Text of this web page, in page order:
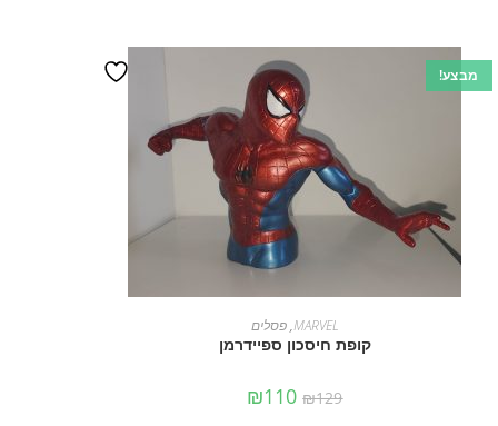
מבצע!
הוספה לסל
MARVEL
,פסלים
קופת חיסכון ספיידרמן
₪129
₪110